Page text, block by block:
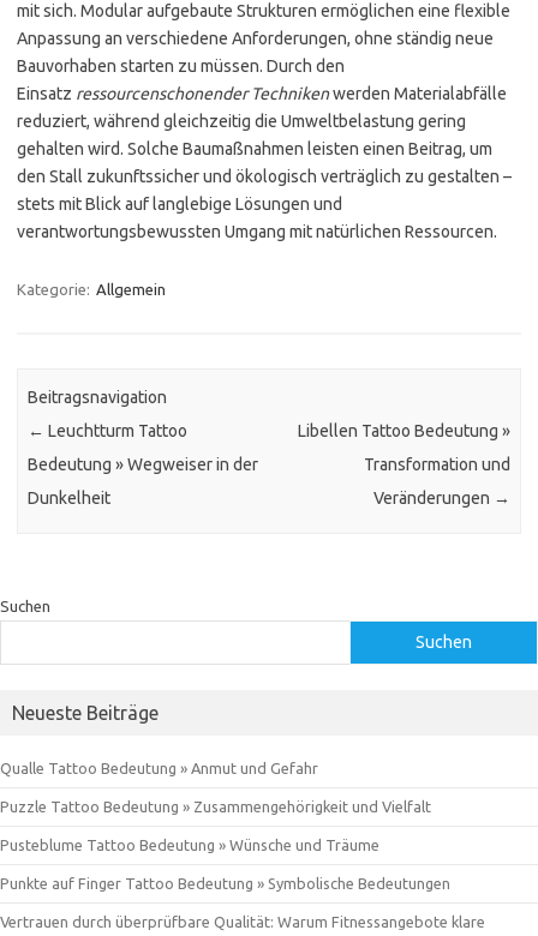
mit sich. Modular aufgebaute Strukturen ermöglichen eine flexible
Anpassung an verschiedene Anforderungen, ohne ständig neue
Bauvorhaben starten zu müssen. Durch den
Einsatz ressourcenschonender Technikenwerden Materialabfälle
reduziert, während gleichzeitig die Umweltbelastung gering
gehalten wird. Solche Baumaßnahmen leisten einen Beitrag, um
den Stall zukunftssicher und ökologisch verträglich zu gestalten –
stets mit Blick auf langlebige Lösungen und
verantwortungsbewussten Umgang mit natürlichen Ressourcen.
Kategorie: Allgemein
Beitragsnavigation
← Leuchtturm Tattoo
Bedeutung » Wegweiser in der
Dunkelheit
Libellen Tattoo Bedeutung »
Transformation und
Veränderungen →
Suchen
Suchen
Neueste Beiträge
Qualle Tattoo Bedeutung » Anmut und Gefahr
Puzzle Tattoo Bedeutung » Zusammengehörigkeit und Vielfalt
Pusteblume Tattoo Bedeutung » Wünsche und Träume
Punkte auf Finger Tattoo Bedeutung » Symbolische Bedeutungen
Vertrauen durch überprüfbare Qualität: Warum Fitnessangebote klare